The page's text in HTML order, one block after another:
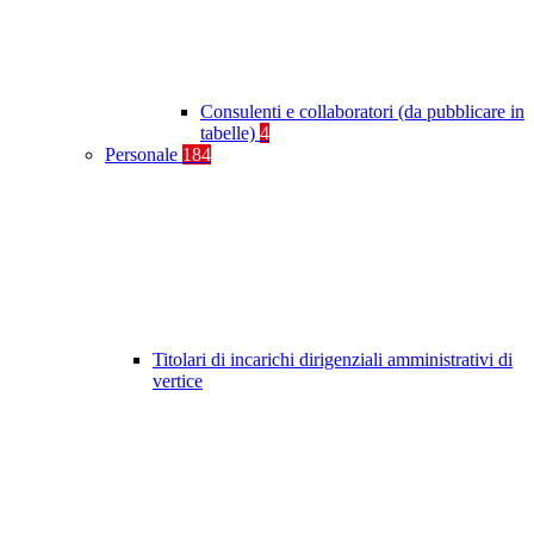
Consulenti e collaboratori (da pubblicare in
tabelle) 4
Personale 184
Titolari di incarichi dirigenziali amministrativi di
vertice